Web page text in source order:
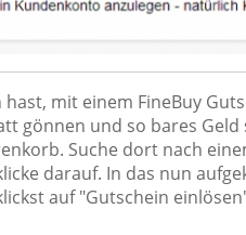
mit einem FineBuy
gönnen und so bares Geld
Suche dort nach
darauf. In das nun
auf "Gutschein